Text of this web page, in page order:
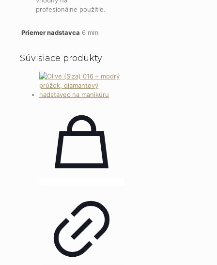
profesionálne použitie.
Priemer nadstavca 6 mm
Súvisiace produkty